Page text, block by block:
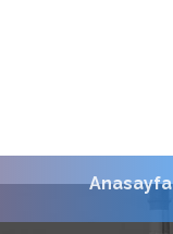
Anasayfa